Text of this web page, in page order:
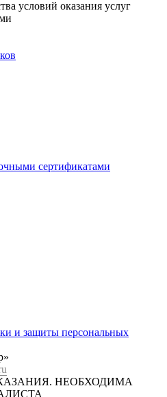
сертификатами
и защиты персональных
НЕОБХОДИМА